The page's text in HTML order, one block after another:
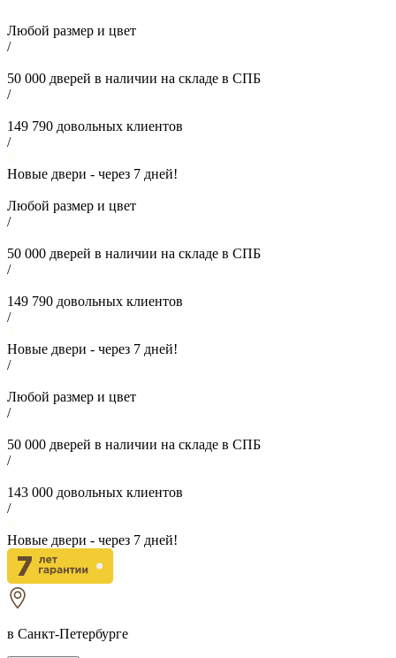
Любой размер и цвет
/
50 000 дверей в наличии на складе в СПБ
/
149 790 довольных клиентов
/
Новые двери - через 7 дней!
Любой размер и цвет
/
50 000 дверей в наличии на складе в СПБ
/
149 790 довольных клиентов
/
Новые двери - через 7 дней!
/
Любой размер и цвет
/
50 000 дверей в наличии на складе в СПБ
/
143 000 довольных клиентов
/
Новые двери - через 7 дней!
в Санкт-Петербурге